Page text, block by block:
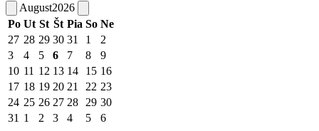
August2026
Po Ut St Št Pia So Ne
27 28 29 30 31 1
2
3
4 5 6 7 8
9
10 11 12 13 14 15 16
17 18 19 20 21 22 23
24 25 26 27 28 29 30
31 1 2 3 4 5 6